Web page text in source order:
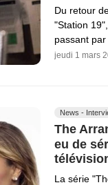
Du retour
"Station
passant
jeudi 1 mars
News -
The
eu de
La série